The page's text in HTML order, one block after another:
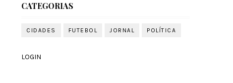
CATEGORIAS
CIDADES FUTEBOL JORNAL POLÍTICA
LOGIN